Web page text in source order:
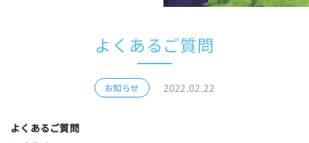
よくあるご質問
お知らせ 2022.02.22
よくあるご質問